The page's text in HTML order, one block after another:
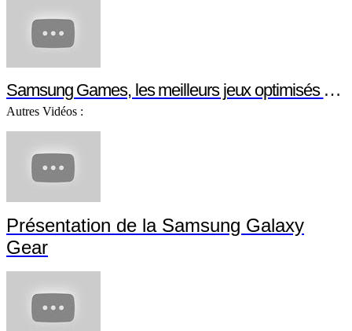
Samsung Games, les meilleurs jeux optimisés pour votre smartphone ou votre tablette Samsung
Autres Vidéos :
Présentation de la Samsung Galaxy
Gear